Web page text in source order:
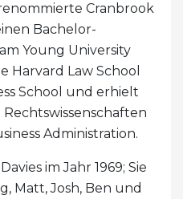
Cranbrook
Bachelor-
Young University
Harvard Law School
School und erhielt
Rechtswissenschaften
Administration.
im Jahr 1969; Sie
Matt, Josh, Ben und